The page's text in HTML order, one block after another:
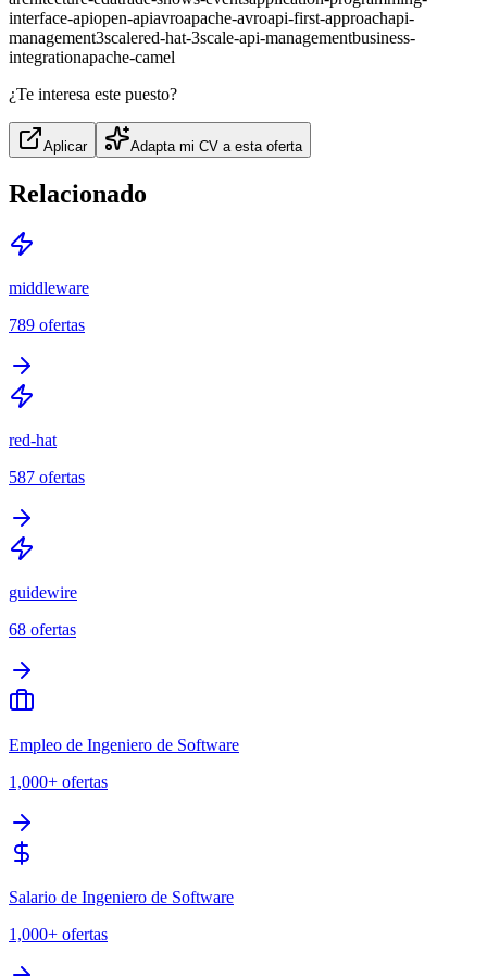
interface-apiopen-apiavroapache-avroapi-first-approachapi-
management3scalered-hat-3scale-api-managementbusiness-
integrationapache-camel
¿Te interesa este puesto?
Aplicar Adapta mi CV a esta oferta
Relacionado
middleware
789 ofertas
red-hat
587 ofertas
guidewire
68 ofertas
Empleo de Ingeniero de Software
1,000+ ofertas
Salario de Ingeniero de Software
1,000+ ofertas